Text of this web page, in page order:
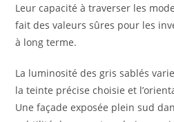
Leur capacité à traverser les
fait des valeurs sûres pour les
à long terme.
La luminosité des gris sablés
la teinte précise choisie et
Une façade exposée plein sud